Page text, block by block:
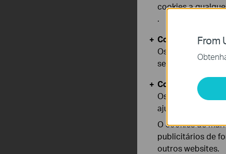
From
cookies a
.
Cookies Básicos
Os cookies são
seus sistemas.
Cookies de
Os cookies de
ajustar a
O cookies de
publicitários de
outros websites.